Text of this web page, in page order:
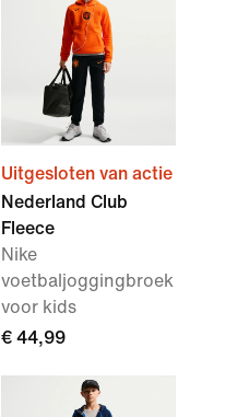
Uitgesloten van actie
Nederland Club
Fleece
Nike
voetbaljoggingbroek
voor kids
€ 44,99